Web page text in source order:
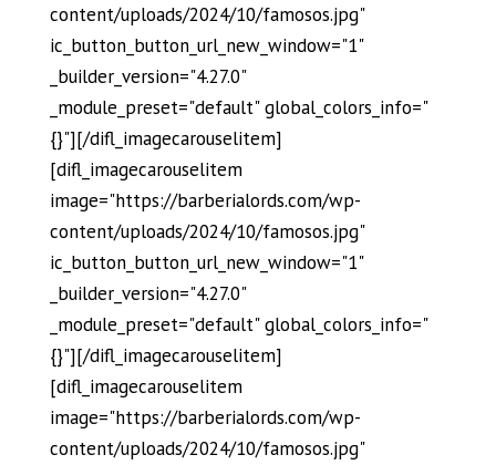
content/uploads/2024/10/famosos.jpg"
ic_button_button_url_new_window="1"
_builder_version="4.27.0"
_module_preset="default" global_colors_info="
{}"][/difl_imagecarouselitem]
[difl_imagecarouselitem
image="https://barberialords.com/wp-
content/uploads/2024/10/famosos.jpg"
ic_button_button_url_new_window="1"
_builder_version="4.27.0"
_module_preset="default" global_colors_info="
{}"][/difl_imagecarouselitem]
[difl_imagecarouselitem
image="https://barberialords.com/wp-
content/uploads/2024/10/famosos.jpg"